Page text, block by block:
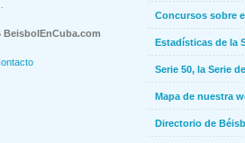
BeisbolEnCuba.com
Concursos sobre
Estadísticas de la
Serie 50, la Serie
Mapa de nuestra
Directorio de